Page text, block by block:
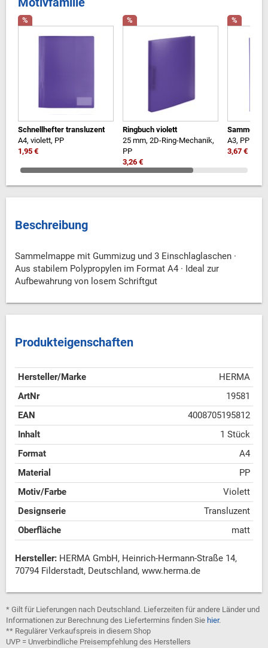
%
Schnellhefter transluzent
A4, violett, PP
1,95 €
%
Ringbuch violett
25 mm, 2D-Ring-Mechanik,
PP
3,26 €
%
A3, PP
3,67 €
Beschreibung
Sammelmappe mit Gummizug und 3 Einschlaglaschen ·
Aus stabilem Polypropylen im Format A4 · Ideal zur
Aufbewahrung von losem Schriftgut
Produkteigenschaften
Hersteller/Marke
HERMA
ArtNr
19581
EAN
4008705195812
Inhalt
1 Stück
Format
A4
Material
PP
Motiv/Farbe
Violett
Designserie
Transluzent
Oberfläche
matt
Hersteller: HERMA GmbH, Heinrich-Hermann-Straße 14,
70794 Filderstadt, Deutschland, www.herma.de
* Gilt für Lieferungen nach Deutschland. Lieferzeiten für andere Länder und
Informationen zur Berechnung des Liefertermins finden Sie hier.
** Regulärer Verkaufspreis in diesem Shop
UVP = Unverbindliche Preisempfehlung des Herstellers